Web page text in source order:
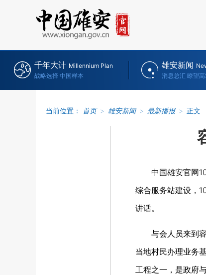
千年大计 Millennium Plan
战略选择 中国样本
雄安新闻
消息总汇 瞭望
当前位置： 首页 > 雄安新闻 > 最新播报 > 正文
中国雄安官网
综合服务站建设，
讲话。
与会人员来到容
当地村民办理业务
工程之一，是政府